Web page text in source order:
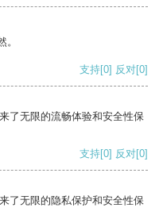
支持[0] 反对[0]
了无限的流畅体验和安全性保
支持[0] 反对[0]
了无限的隐私保护和安全性保